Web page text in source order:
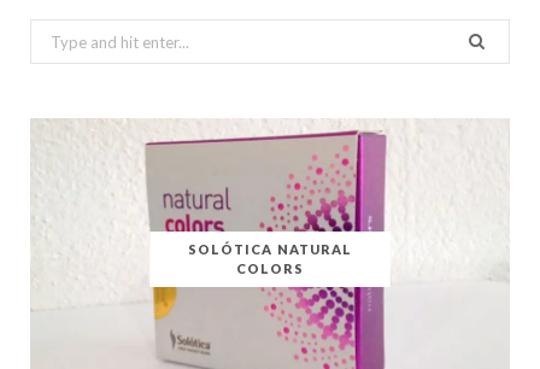
Search
for:
SOLÓTICA NATURAL
COLORS